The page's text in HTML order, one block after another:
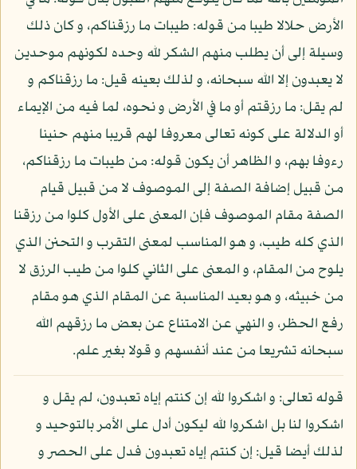
الأرض حلالا طيبا من قوله: طيبات ما رزقناكم، و كان ذلك
وسيلة إلى أن يطلب منهم الشكر لله وحده لكونهم موحدين
لا يعبدون إلا الله سبحانه، و لذلك بعينه قيل: ما رزقناكم و
لم يقل: ما رزقتم أو ما في الأرض و نحوه، لما فيه من الإيماء
أو الدلالة على كونه تعالى معروفا لهم قريبا منهم حنينا
رءوفا بهم، و الظاهر أن يكون قوله: من طيبات ما رزقناكم،
من قبيل إضافة الصفة إلى الموصوف لا من قبيل قيام
الصفة مقام الموصوف فإن المعنى على الأول كلوا من رزقنا
الذي كله طيب، و هو المناسب لمعنى التقرب و التحنن الذي
يلوح من المقام، و المعنى على الثاني كلوا من طيب الرزق لا
من خبيثه، و هو بعيد المناسبة عن المقام الذي هو مقام
رفع الحظر، و النهي عن الامتناع عن بعض ما رزقهم الله
سبحانه تشريعا من عند أنفسهم و قولا بغير علم.
قوله تعالى: و اشكروا لله إن كنتم إياه تعبدون، لم يقل و
اشكروا لنا بل اشكروا لله ليكون أدل على الأمر بالتوحيد و
لذلك أيضا قيل: إن كنتم إياه تعبدون فدل على الحصر و